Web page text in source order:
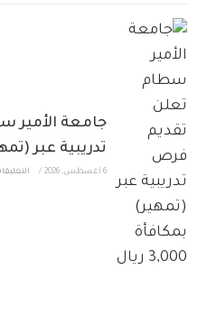
جامعة
تدريبية عبر (تمهير)
6 أغسطس، 2026 /